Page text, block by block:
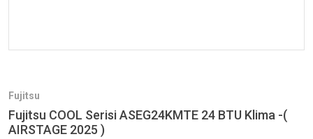
Fujitsu
Fujitsu COOL Serisi ASEG24KMTE 24 BTU Klima -(
AIRSTAGE 2025 )